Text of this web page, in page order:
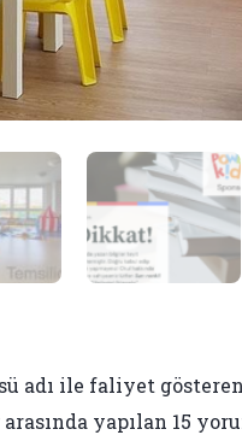
adı ile faliyet
yapılan 15